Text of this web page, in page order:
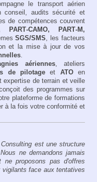
le transport aérien
conseil, audits sécurité et
de compétences couvrent
PART‑CAMO, PART‑M,
SGS/SMS , les facteurs
et la mise à jour de vos
aériennes, ateliers
de pilotageet ATOen
expertise de terrain et veille
des programmes sur
plateforme de formations
à la fois votre conformité et
est une structure
ne demandons jamais
ne proposons pas d'offres
face aux tentatives